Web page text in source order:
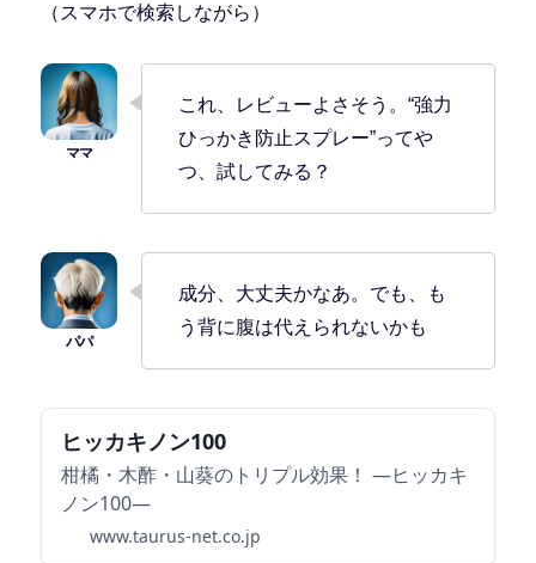
（スマホで検索しながら）
これ、レビューよさそう。“強力
ひっかき防止スプレー”ってや
つ、試してみる？
成分、大丈夫かなあ。でも、も
う背に腹は代えられないかも
ヒッカキノン100
柑橘・木酢・山葵のトリプル効果！ ―ヒッカキ
ノン100―
www.taurus-net.co.jp